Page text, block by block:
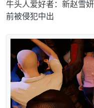
牛头人爱好者：新赵雪
前被侵犯中出